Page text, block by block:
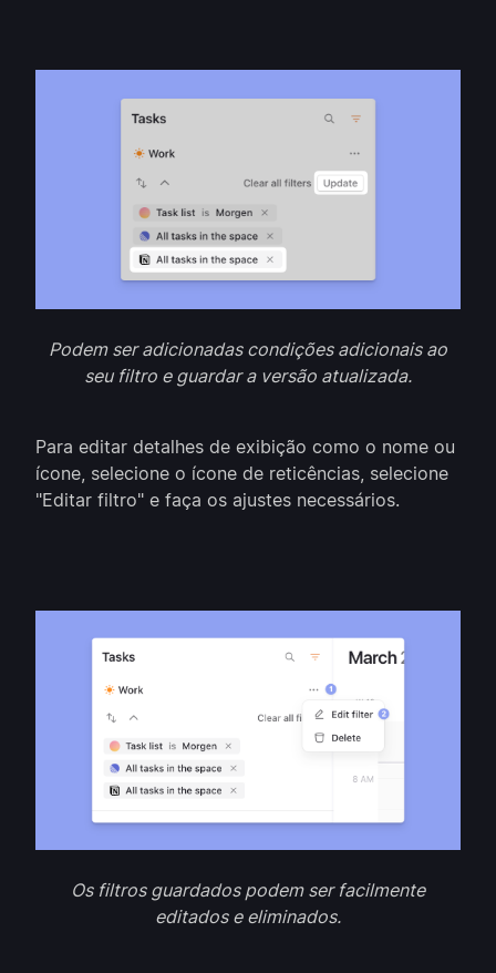
Podem ser adicionadas condições adicionais ao
seu filtro e guardar a versão atualizada.
Para editar detalhes de exibição como o nome ou
ícone, selecione o ícone de reticências, selecione
"Editar filtro" e faça os ajustes necessários.
Os filtros guardados podem ser facilmente
editados e eliminados.